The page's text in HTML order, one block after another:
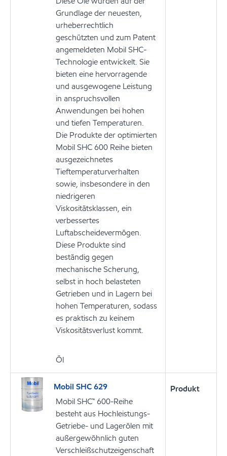
Grundlage der neuesten,
urheberrechtlich
geschützten und zum Patent
angemeldeten Mobil SHC-
Technologie entwickelt. Sie
bieten eine hervorragende
und ausgewogene Leistung
in anspruchsvollen
Anwendungen bei hohen
und tiefen Temperaturen.
Die Produkte der optimierten
Mobil SHC 600 Reihe bieten
ausgezeichnetes
Tieftemperaturverhalten
sowie, insbesondere in den
niedrigeren
Viskositätsklassen, ein
verbessertes
Luftabscheidevermögen.
Diese Produkte sind
beständig gegen
mechanische Scherung,
selbst in hoch belasteten
Getrieben und in Lagern bei
hohen Temperaturen, sodass
es praktisch zu keinem
Viskositätsverlust kommt.
Öl
Mobil SHC 629
Mobil SHC™ 600-Reihe
besteht aus Hochleistungs-
Getriebe- und Lagerölen mit
außergewöhnlich guten
Verschleißschutzeigenschaft
Produkt